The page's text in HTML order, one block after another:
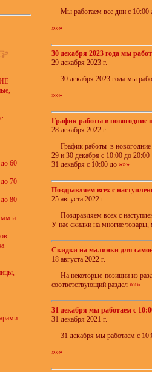
60
70
80
мм и
Мы работаем все дни с 10:00
»»»
30 декабря 2023 года мы
29 декабря 2023 г.
30 декабря 2023 года мы
»»»
График работы в новогодние
28 декабря 2022 г.
График работы в новогодние
29 и 30 декабря с 10:00 до 20:00
31 декабря с 10:00 до »»»
Поздравляем всех с
25 августа 2022 г.
Поздравляем всех с
У нас скидки на многие товары,
Скидки на малинки для
18 августа 2022 г.
На некоторые позиции из
соответствующий раздел »»»
31 декабря мы работаем с
31 декабря 2021 г.
31 декабря мы работаем с
»»»